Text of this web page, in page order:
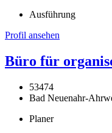
Ausführung
Profil ansehen
Büro für
53474
Bad Neuenahr-
Planer